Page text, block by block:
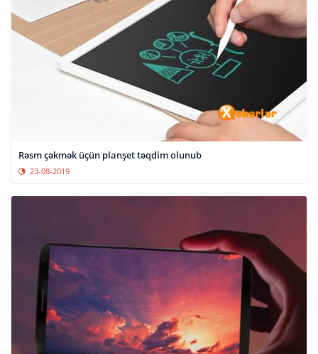
Rəsm çəkmək üçün planşet təqdim olunub
23-08-2019